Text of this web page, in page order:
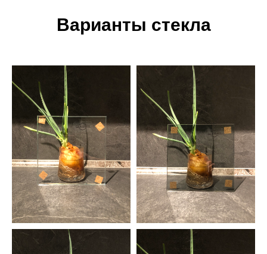
Варианты стекла